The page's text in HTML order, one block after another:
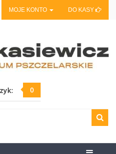
MOJE KONTO DO KASY
0
Centrum